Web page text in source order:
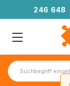
246 648